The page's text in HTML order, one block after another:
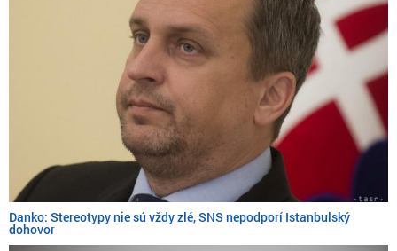
Danko: Stereotypy nie sú vždy zlé, SNS nepodporí Istanbulský
dohovor